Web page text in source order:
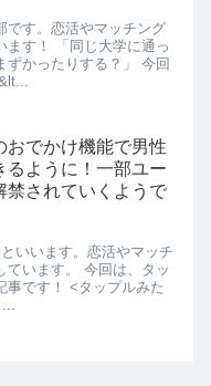
です。恋活やマッチング
ます！ 「同じ大学に通っ
ずかったりする？」 今回
おでかけ機能で男性
るように！一部ユー
禁されていくようで
いいます。恋活やマッチ
ています。 今回は、タッ
事です！ <タップルみた